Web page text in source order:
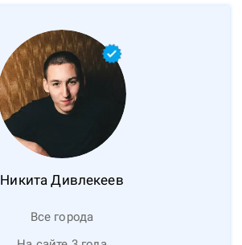
Никита Дивлекеев
Все города